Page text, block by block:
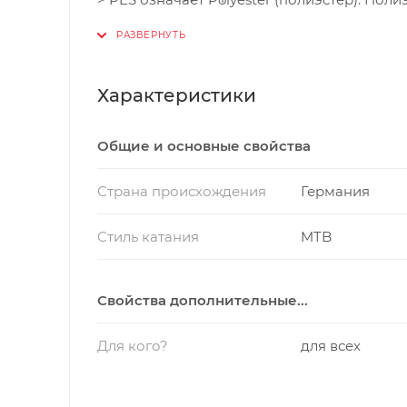
> REC означает Recycled
экологически безопасным и устойчивым
Характеристики
Общие и основные свойства
Страна происхождения Германия
Стиль катания MTB
Свойства дополнительные...
Для кого? для всех